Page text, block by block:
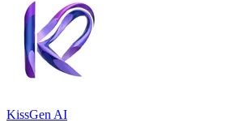
KissGen AI